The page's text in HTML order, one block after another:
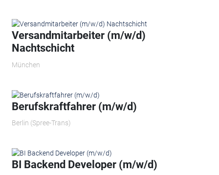
Versandmitarbeiter (m/w/d)
Nachtschicht
München
Berufskraftfahrer (m/w/d)
Berlin (Spree-Trans)
BI Backend Developer (m/w/d)